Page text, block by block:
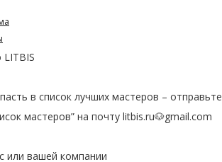
LITBIS
в список лучших мастеров – отправьте
мастеров” на почту litbis.ru🐶gmail.com
или вашей компании